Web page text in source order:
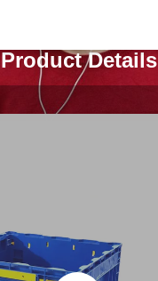
Product Details